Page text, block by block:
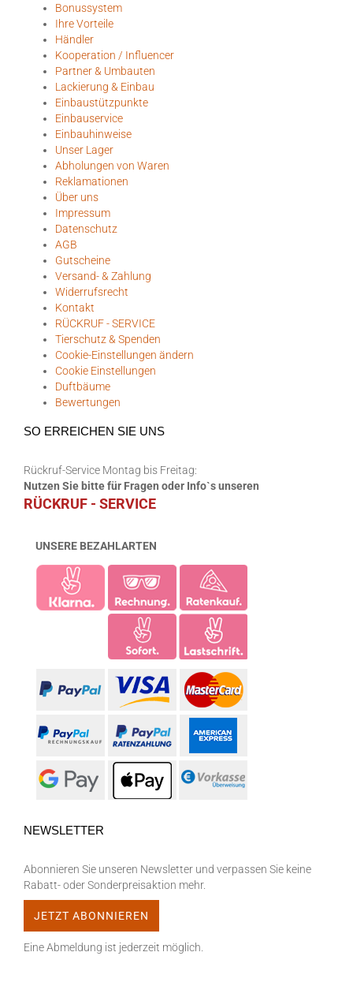
Bonussystem
Ihre Vorteile
Händler
Kooperation / Influencer
Partner & Umbauten
Lackierung & Einbau
Einbaustützpunkte
Einbauservice
Einbauhinweise
Unser Lager
Abholungen von Waren
Reklamationen
Über uns
Impressum
Datenschutz
AGB
Gutscheine
Versand- & Zahlung
Widerrufsrecht
Kontakt
RÜCKRUF - SERVICE
Tierschutz & Spenden
Cookie-Einstellungen ändern
Cookie Einstellungen
Duftbäume
Bewertungen
SO ERREICHEN SIE UNS
Rückruf-Service Montag bis Freitag:
Nutzen Sie bitte für Fragen oder Info`s unseren
RÜCKRUF - SERVICE
UNSERE BEZAHLARTEN
NEWSLETTER
Abonnieren Sie unseren Newsletter und verpassen Sie keine
Rabatt- oder Sonderpreisaktion mehr.
Eine Abmeldung ist jederzeit möglich.